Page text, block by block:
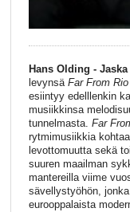
Hans Olding -
levynsäFar From Rio
esiintyy edelllenkin
musiikkinsa
tunnelmasta. Far
rytmimusiikkia
levottomuutta sekä
suuren maailman
mantereilla viime
sävellystyöhön,
eurooppalaista